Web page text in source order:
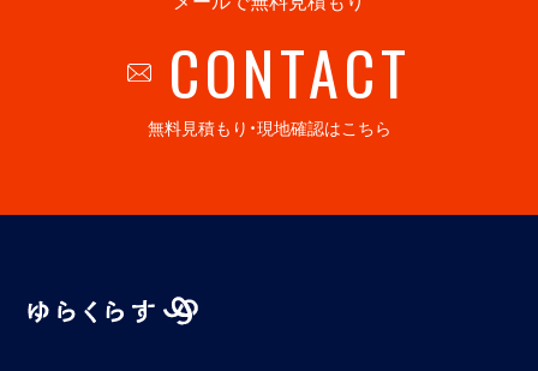
CONTACT
無料見積もり・現地確認はこちら